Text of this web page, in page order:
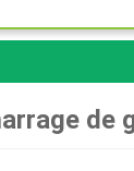
de